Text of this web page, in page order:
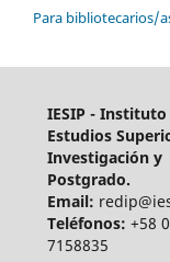
Para bibliotecarios/
IESIP - Instituto
Estudios
Investigación y
Postgrado.
Email:
Teléfonos: +58
7158835